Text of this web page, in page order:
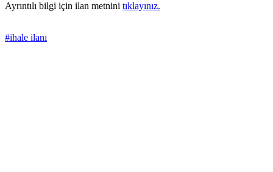
Ayrıntılı bilgi için ilan metnini tıklayınız.
#ihale ilanı